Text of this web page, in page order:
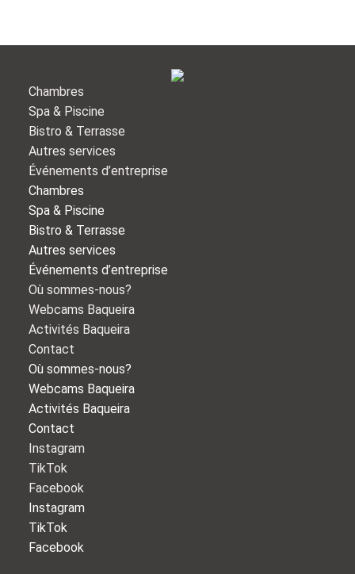
Chambres
Spa & Piscine
Bistro & Terrasse
Autres services
Événements d’entreprise
Chambres
Spa & Piscine
Bistro & Terrasse
Autres services
Événements d’entreprise
Où sommes-nous?
Webcams Baqueira
Activités Baqueira
Contact
Où sommes-nous?
Webcams Baqueira
Activités Baqueira
Contact
Instagram
TikTok
Facebook
Instagram
TikTok
Facebook